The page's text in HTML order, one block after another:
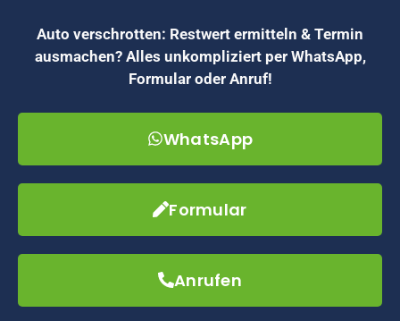
Auto verschrotten: Restwert ermitteln & Termin
ausmachen? Alles unkompliziert per WhatsApp,
Formular oder Anruf!
WhatsApp
Formular
Anrufen